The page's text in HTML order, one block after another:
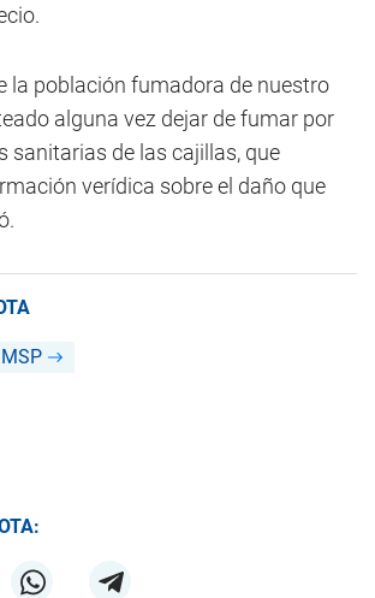
la población fumadora de nuestro
alguna vez dejar de fumar por
sanitarias de las cajillas, que
verídica sobre el daño que
MSP